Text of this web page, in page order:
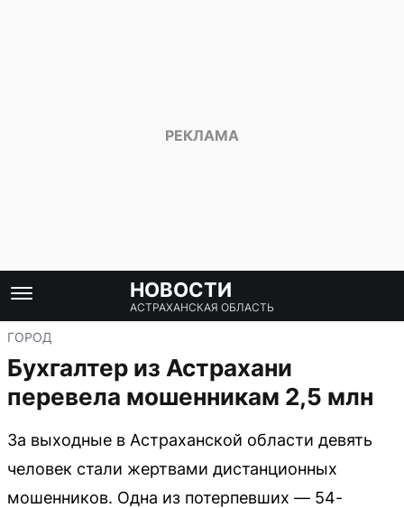
НОВОСТИ
АСТРАХАНСКАЯ ОБЛАСТЬ
ГОРОД
Бухгалтер из Астрахани
перевела мошенникам 2,5 млн
За выходные в Астраханской области девять
человек стали жертвами дистанционных
мошенников. Одна из потерпевших — 54-